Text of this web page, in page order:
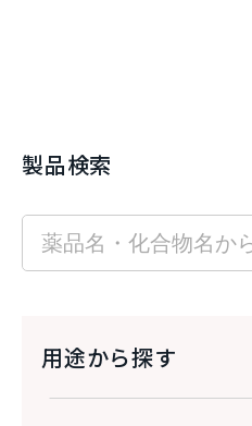
製品検索
用途から探す